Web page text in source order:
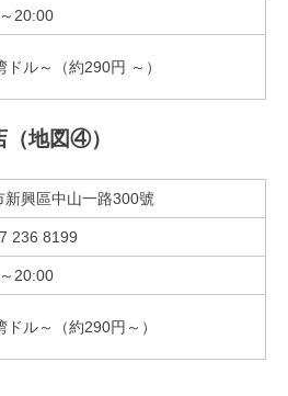
20:00
ドル～（約290円 ～）
（地図④）
新興區中山一路300號
236 8199
20:00
ドル～（約290円～）